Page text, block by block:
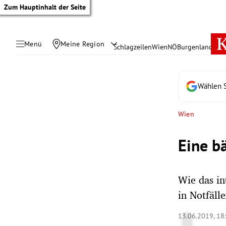
Zum Hauptinhalt der Seite
Menü Meine Region SchlagzeilenWienNÖBurgenland
Wählen
Wien
Eine
Wie das
in
13.06.2019,